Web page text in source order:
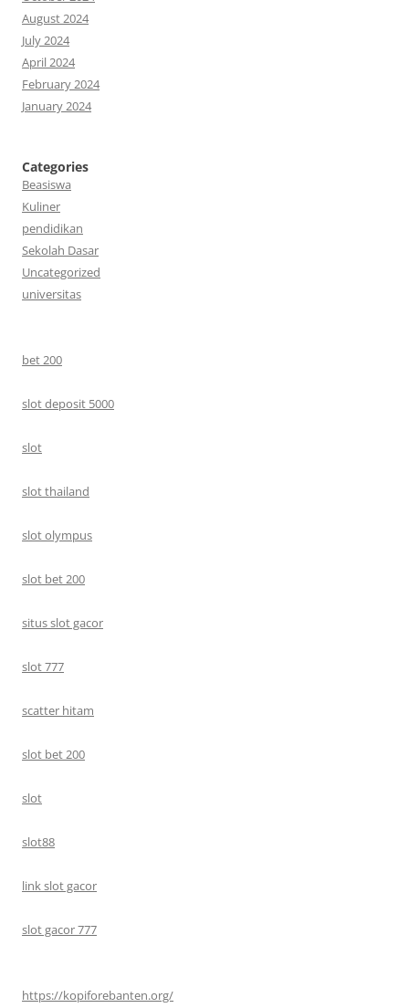
August 2024
July 2024
April 2024
February 2024
January 2024
Categories
Beasiswa
Kuliner
pendidikan
Sekolah Dasar
Uncategorized
universitas
bet 200
slot deposit 5000
slot
slot thailand
slot olympus
slot bet 200
situs slot gacor
slot 777
scatter hitam
slot bet 200
slot
slot88
link slot gacor
slot gacor 777
https://kopiforebanten.org/